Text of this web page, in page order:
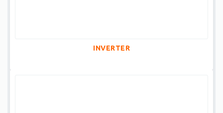
INVERTER